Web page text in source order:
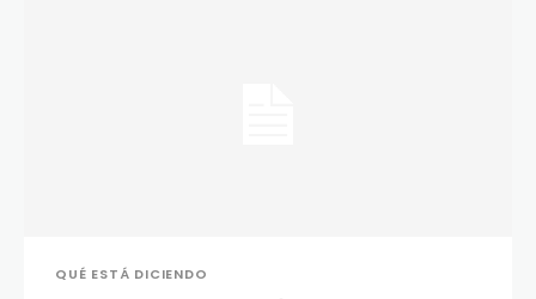
QUÉ ESTÁ DICIENDO